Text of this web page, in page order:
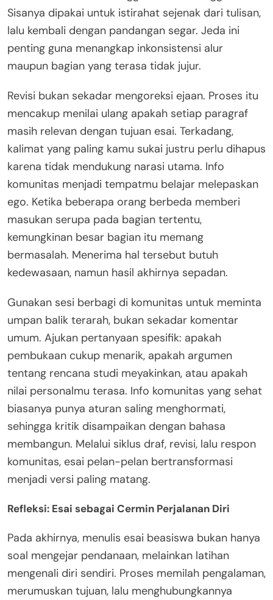
Sisanya dipakai untuk istirahat sejenak dari tulisan,
lalu kembali dengan pandangan segar. Jeda ini
penting guna menangkap inkonsistensi alur
maupun bagian yang terasa tidak jujur.
Revisi bukan sekadar mengoreksi ejaan. Proses itu
mencakup menilai ulang apakah setiap paragraf
masih relevan dengan tujuan esai. Terkadang,
kalimat yang paling kamu sukai justru perlu dihapus
karena tidak mendukung narasi utama. Info
komunitas menjadi tempatmu belajar melepaskan
ego. Ketika beberapa orang berbeda memberi
masukan serupa pada bagian tertentu,
kemungkinan besar bagian itu memang
bermasalah. Menerima hal tersebut butuh
kedewasaan, namun hasil akhirnya sepadan.
Gunakan sesi berbagi di komunitas untuk meminta
umpan balik terarah, bukan sekadar komentar
umum. Ajukan pertanyaan spesifik: apakah
pembukaan cukup menarik, apakah argumen
tentang rencana studi meyakinkan, atau apakah
nilai personalmu terasa. Info komunitas yang sehat
biasanya punya aturan saling menghormati,
sehingga kritik disampaikan dengan bahasa
membangun. Melalui siklus draf, revisi, lalu respon
komunitas, esai pelan-pelan bertransformasi
menjadi versi paling matang.
Refleksi: Esai sebagai Cermin Perjalanan Diri
Pada akhirnya, menulis esai beasiswa bukan hanya
soal mengejar pendanaan, melainkan latihan
mengenali diri sendiri. Proses memilah pengalaman,
merumuskan tujuan, lalu menghubungkannya